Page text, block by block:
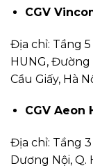
CGV
Địa chỉ: Tầng 5
HUNG, Đường
Cầu Giấy, Hà
CGV Aeon
Địa chỉ: Tầng 3
Dương Nội, Q.